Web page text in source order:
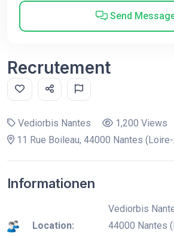
Send
Recrutement
Vediorbis Nantes
1,200 Views
11 Rue Boileau, 44000 Nantes
Informationen
Location:
Vediorbis
44000 Nantes